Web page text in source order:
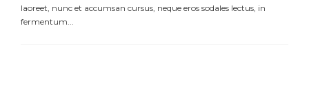
laoreet, nunc et accumsan cursus, neque eros sodales lectus, in
fermentum...